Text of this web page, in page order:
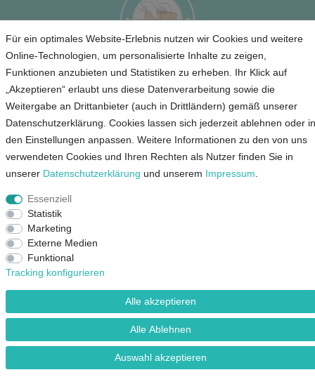
Für ein optimales Website-Erlebnis nutzen wir Cookies und weitere
Online-Technologien, um personalisierte Inhalte zu zeigen,
Funktionen anzubieten und Statistiken zu erheben. Ihr Klick auf
„Akzeptieren“ erlaubt uns diese Datenverarbeitung sowie die
Weitergabe an Drittanbieter (auch in Drittländern) gemäß unserer
Datenschutzerklärung. Cookies lassen sich jederzeit ablehnen oder in
den Einstellungen anpassen. Weitere Informationen zu den von uns
verwendeten Cookies und Ihren Rechten als Nutzer finden Sie in
unserer Daten­schutz­erklärung und unserem Impressum
Essenziell
Statistik
Marketing
Externe Medien
Funktional
Tracking konfigurieren
Alle akzeptieren
Alle Ablehnen
Auswahl akzeptieren
Service
Unternehmen
Kontakt
AGB
Datenschutz
Impressum
© Copyright 2026 Lieblingsshop GmbH | Alle Rechte vorbehalten.